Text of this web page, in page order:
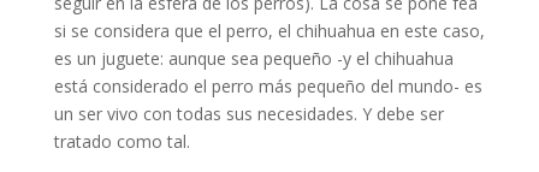
si se considera que el perro, el chihuahua en este caso,
es un juguete: aunque sea pequeño -y el chihuahua
está considerado el perro más pequeño del mundo- es
un ser vivo con todas sus necesidades. Y debe ser
tratado como tal.